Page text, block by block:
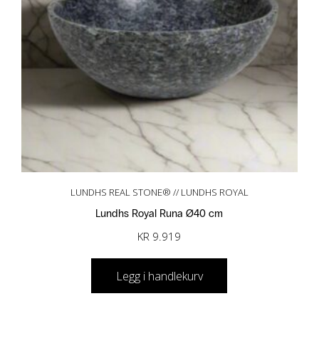
LUNDHS REAL STONE® // LUNDHS ROYAL
Lundhs Royal Runa Ø40 cm
KR 9.919
Legg i handlekurv